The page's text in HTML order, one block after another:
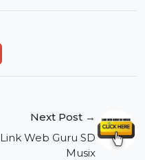
Next Post →
Link Web Guru SD
Musix